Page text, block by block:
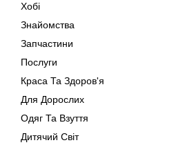
Хобі
Знайомства
Запчастини
Послуги
Краса Та Здоров'я
Для Дорослих
Одяг Та Взуття
Дитячий Світ